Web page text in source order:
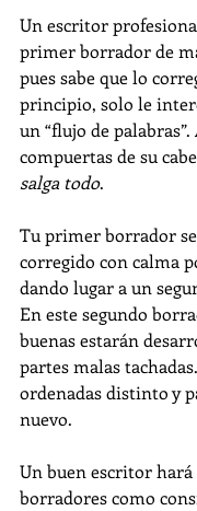
Un escritor
primer borrador de
pues sabe que lo
principio, solo le
un “flujo de
compuertas de su
salga todo.
Tu primer borrador
corregido con calma
dando lugar a un
En este segundo
buenas estarán
partes malas
ordenadas distinto y
nuevo.
Un buen escritor
borradores como